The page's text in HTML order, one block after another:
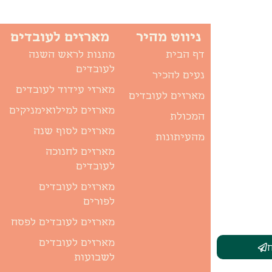
ניווט מהיר
דף הבית
נעים להכיר
מארזים לעובדים
המכולת
מהעיתונות
מארזים לעובדים
מתנות לראש השנה
לעובדים
מארזי עידוד לעובדים
מארזים למילואימניקים
מארזים לסוף שנה
מארזים לחנוכה
לעובדים
מארזים לעובדים
לפורים
מארזים לעובדים לפסח
מארזים לעובדים
לשבועות